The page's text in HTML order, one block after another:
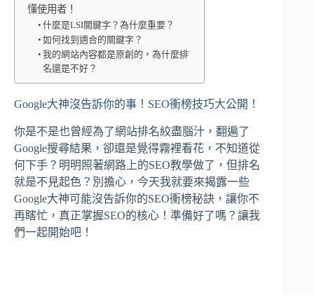
懂使用者！
什麼是LSI關鍵字？為什麼重要？
如何找到適合的關鍵字？
我的網站內容都是原創的，為什麼排
名還是不好？
Google大神沒告訴你的事！SEO衝榜技巧大公開！
你是不是也曾經為了網站排名絞盡腦汁，翻遍了
Google搜尋結果，卻還是覺得霧裡看花，不知道從
何下手？明明照著網路上的SEO教學做了，但排名
就是不見起色？別擔心，今天我就要來揭露一些
Google大神可能沒告訴你的SEO衝榜秘訣，讓你不
再瞎忙，真正掌握SEO的核心！準備好了嗎？讓我
們一起開始吧！